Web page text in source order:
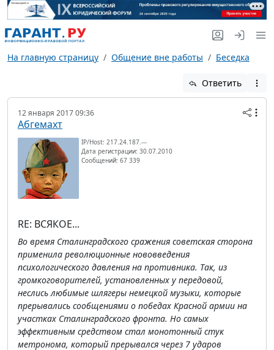
На главную страницу Общение вне работы Беседка
Ответить
12 января 2017 09:36
Абгемахт
IP/Host: 217.24.187.---
Дата регистрации: 30.07.2010
Сообщений: 67 339
RE: ВСЯКОЕ...
Во время Сталинградского сражения советская сторона
применила революционные нововведения
психологического давления на противника. Так, из
громкоговорителей, установленных у передовой,
неслись любимые шлягеры немецкой музыки, которые
прерывались сообщениями о победах Красной армии на
участках Сталинградского фронта. Но самых
эффективным средством стал монотонный стук
метронома, который прерывался через 7 ударов